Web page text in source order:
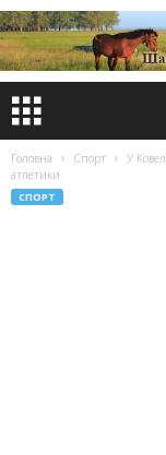
Головна Спорт
У
атлетики
СПОРТ